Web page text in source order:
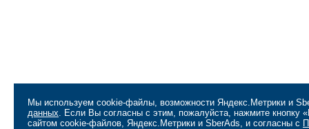
Мы используем cookie-файлы, возможности Яндекс.Метрики и
данных. Если Вы согласны с этим, пожалуйста, нажмите кнопку
сайтом cookie-файлов, Яндекс.Метрики и SberAds, и согласны с